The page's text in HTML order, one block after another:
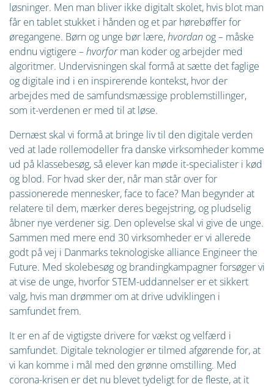
løsninger. Men man bliver ikke digitalt skolet, hvis blot man
får en tablet stukket i hånden og et par hørebøffer for
øregangene. Børn og unge bør lære,hvordan og – måske
endnu vigtigere –hvorforman koder og arbejder med
algoritmer. Undervisningen skal formå at sætte det faglige
og digitale ind i en inspirerende kontekst, hvor der
arbejdes med de samfundsmæssige problemstillinger,
som it-verdenen er med til at løse.
Dernæst skal vi formå at bringe liv til den digitale verden
ved at lade rollemodeller fra danske virksomheder komme
ud på klassebesøg, så elever kan møde it-specialister i kød
og blod. For hvad sker der, når man står over for
passionerede mennesker, face to face? Man begynder at
relatere til dem, mærker deres begejstring, og pludselig
åbner nye verdener sig. Den oplevelse skal vi give de unge.
Sammen med mere end 30 virksomheder er vi allerede
godt på vej i Danmarks teknologiske alliance Engineer the
Future. Med skolebesøg og brandingkampagner forsøger vi
at vise de unge, hvorfor STEM-uddannelser er et sikkert
valg, hvis man drømmer om at drive udviklingen i
samfundet frem.
It er en af de vigtigste drivere for vækst og velfærd i
samfundet. Digitale teknologier er tilmed afgørende for, at
vi kan komme i mål med den grønne omstilling. Med
corona-krisen er det nu blevet tydeligt for de fleste, at it